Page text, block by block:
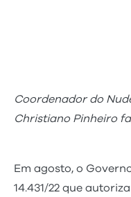
Coordenador do
Christiano Pinheiro
Em agosto, o
14.431/22 que